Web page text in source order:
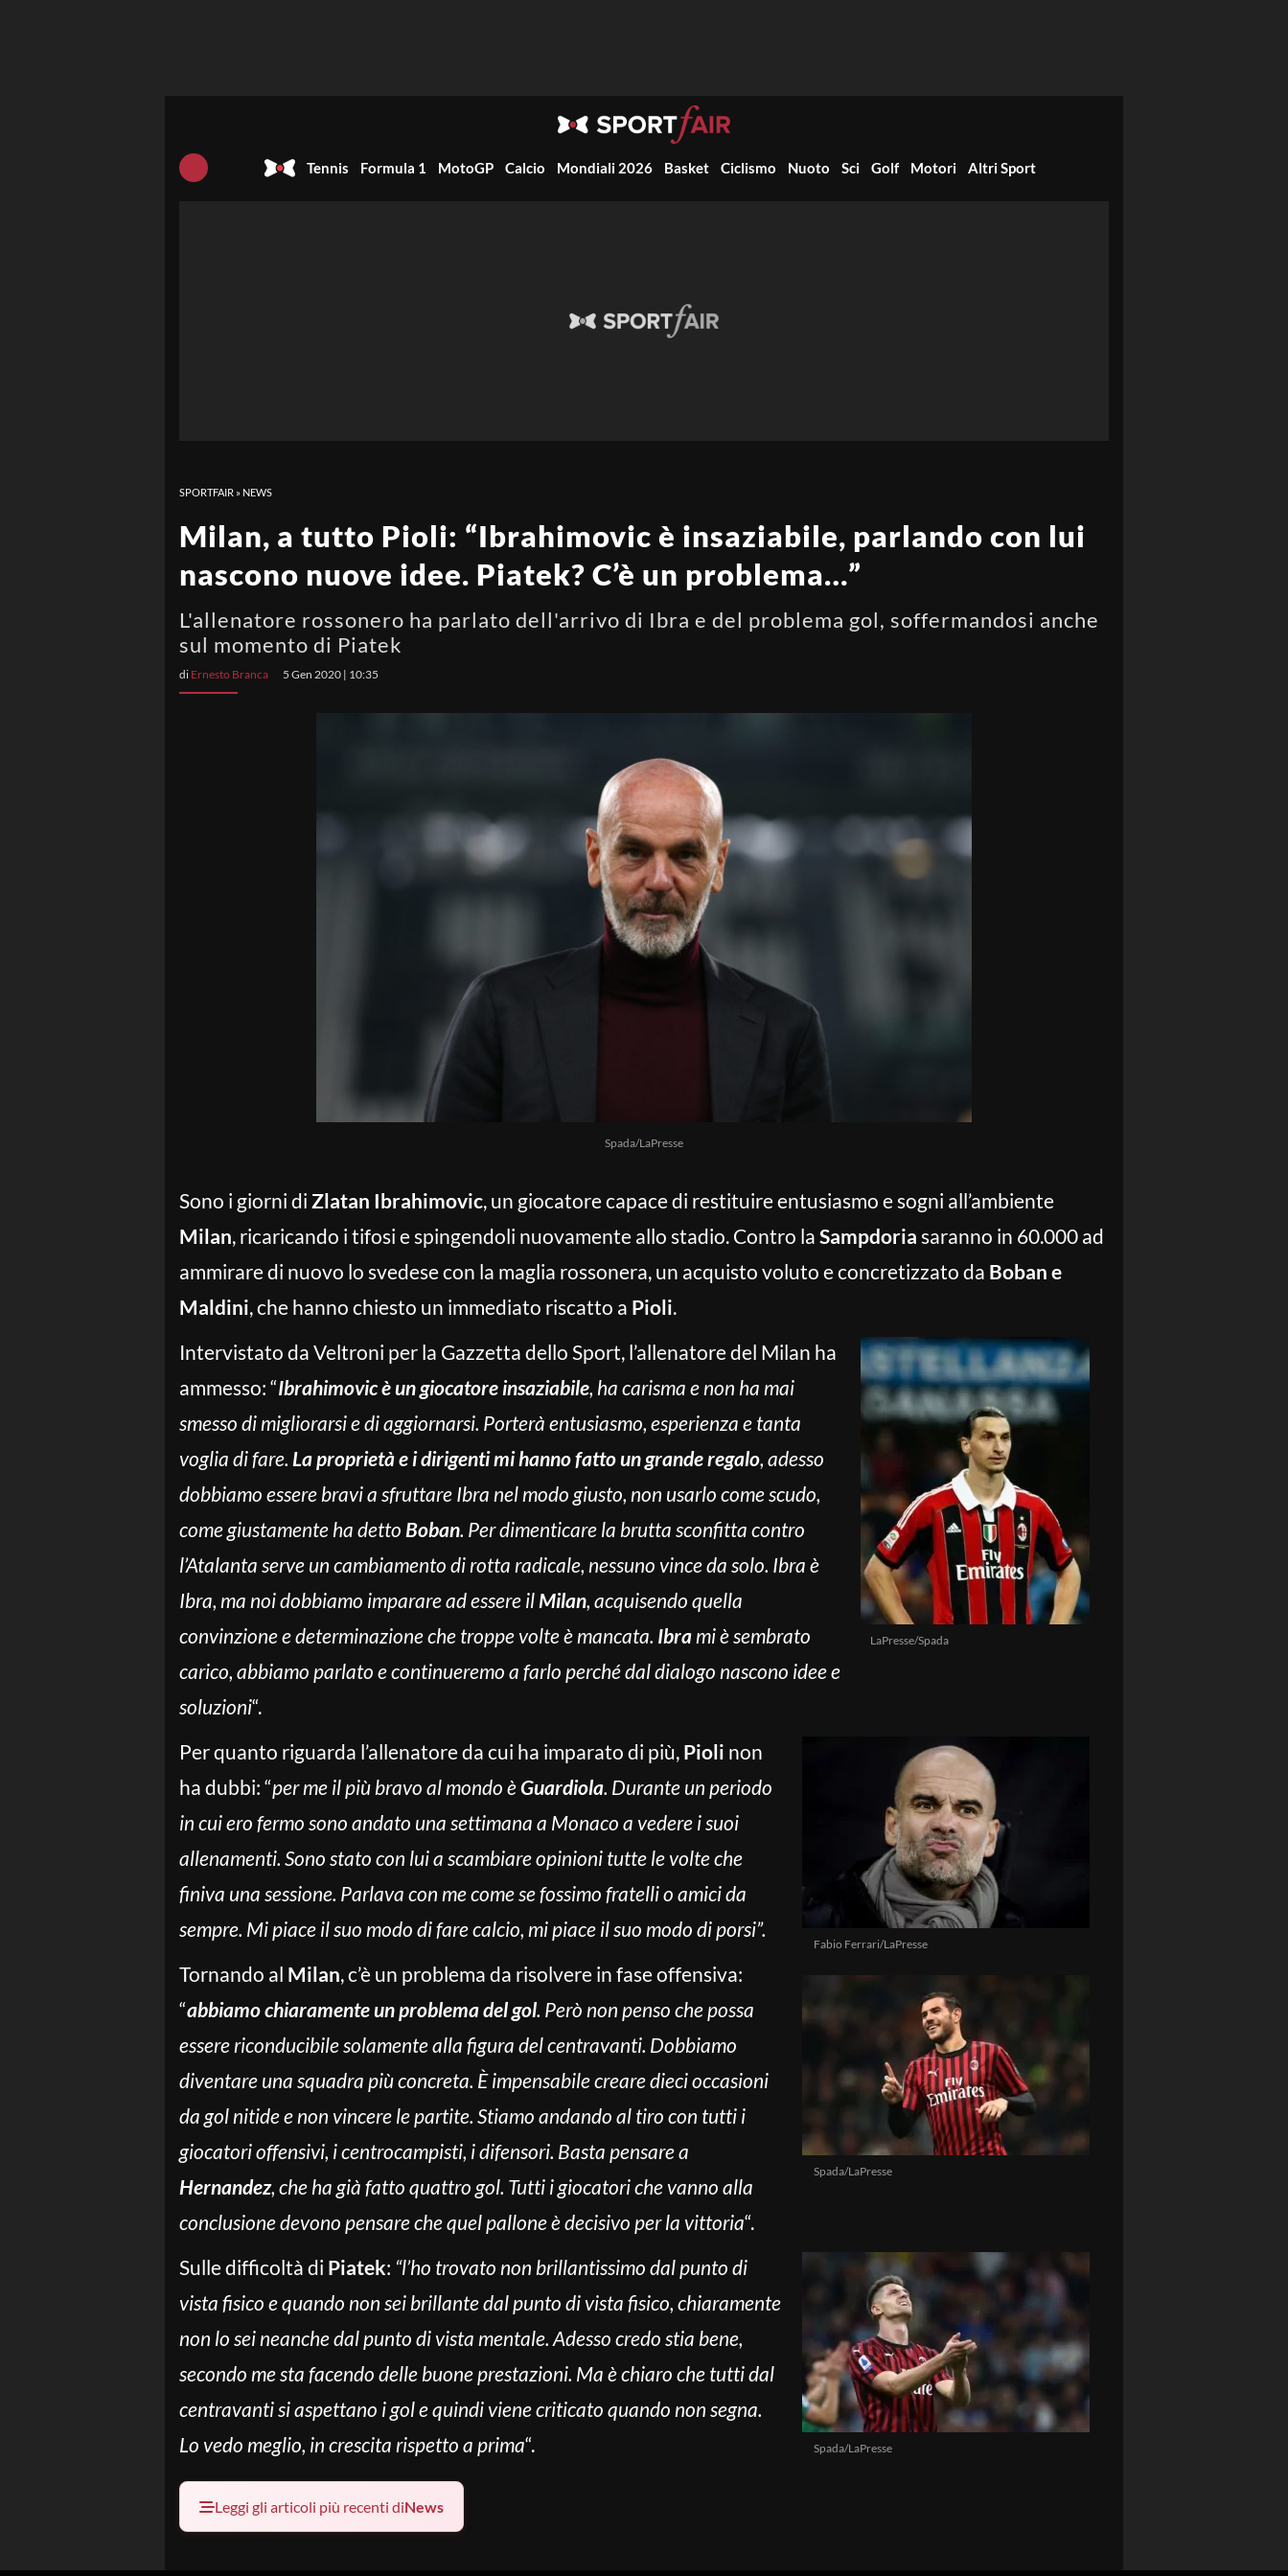
Tennis Formula 1 MotoGP Calcio Mondiali 2026 Basket Ciclismo Nuoto Sci Golf Motori Altri Sport
SPORTFAIR » NEWS
Milan, a tutto Pioli: “Ibrahimovic è insaziabile, parlando con lui
nascono nuove idee. Piatek? C’è un problema…”
L'allenatore rossonero ha parlato dell'arrivo di Ibra e del problema gol, soffermandosi anche
sul momento di Piatek
di Ernesto Branca 5 Gen 2020 | 10:35
Spada/LaPresse
Sono i giorni di Zlatan Ibrahimovic, un giocatore capace di restituire entusiasmo e sogni all’ambiente
Milan, ricaricando i tifosi e spingendoli nuovamente allo stadio. Contro la Sampdoria saranno in 60.000 ad
ammirare di nuovo lo svedese con la maglia rossonera, un acquisto voluto e concretizzato da Boban e
Maldini, che hanno chiesto un immediato riscatto a Pioli.
LaPresse/Spada
Intervistato da Veltroni per la Gazzetta dello Sport, l’allenatore del Milan ha
ammesso: “Ibrahimovic è un giocatore insaziabile, ha carisma e non ha mai
smesso di migliorarsi e di aggiornarsi. Porterà entusiasmo, esperienza e tanta
voglia di fare. La proprietà e i dirigenti mi hanno fatto un grande regalo, adesso
dobbiamo essere bravi a sfruttare Ibra nel modo giusto, non usarlo come scudo,
come giustamente ha detto Boban. Per dimenticare la brutta sconfitta contro
l’Atalanta serve un cambiamento di rotta radicale, nessuno vince da solo. Ibra è
Ibra, ma noi dobbiamo imparare ad essere il Milan, acquisendo quella
convinzione e determinazione che troppe volte è mancata. Ibra mi è sembrato
carico, abbiamo parlato e continueremo a farlo perché dal dialogo nascono idee e
soluzioni“.
Fabio Ferrari/LaPresse
Per quanto riguarda l’allenatore da cui ha imparato di più, Pioli non
ha dubbi: “per me il più bravo al mondo èGuardiola. Durante un periodo
in cui ero fermo sono andato una settimana a Monaco a vedere i suoi
allenamenti. Sono stato con lui a scambiare opinioni tutte le volte che
finiva una sessione. Parlava con me come se fossimo fratelli o amici da
sempre. Mi piace il suo modo di fare calcio, mi piace il suo modo di porsi”.
Spada/LaPresse
Tornando al Milan, c’è un problema da risolvere in fase offensiva:
“abbiamo chiaramente un problema del gol. Però non penso che possa
essere riconducibile solamente alla figura del centravanti. Dobbiamo
diventare una squadra più concreta. È impensabile creare dieci occasioni
da gol nitide e non vincere le partite. Stiamo andando al tiro con tutti i
giocatori offensivi, i centrocampisti, i difensori. Basta pensare a
Hernandez, che ha già fatto quattro gol. Tutti i giocatori che vanno alla
conclusione devono pensare che quel pallone è decisivo per la vittoria“.
Spada/LaPresse
Sulle difficoltà di Piatek: “l’ho trovato non brillantissimo dal punto di
vista fisico e quando non sei brillante dal punto di vista fisico, chiaramente
non lo sei neanche dal punto di vista mentale. Adesso credo stia bene,
secondo me sta facendo delle buone prestazioni. Ma è chiaro che tutti dal
centravanti si aspettano i gol e quindi viene criticato quando non segna.
Lo vedo meglio, in crescita rispetto a prima“.
Leggi gli articoli più recenti diNews